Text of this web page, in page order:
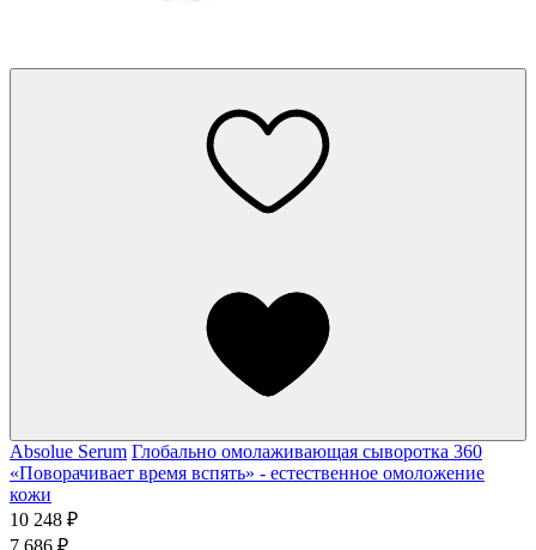
Absolue Serum Глобально омолаживающая сыворотка 360
«Поворачивает время вспять» - естественное омоложение
кожи
10 248 ₽
7 686 ₽